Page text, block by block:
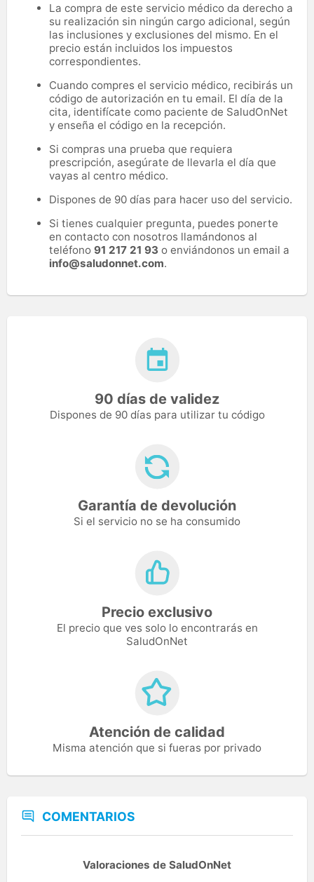
La compra de este servicio médico da derecho a
su realización sin ningún cargo adicional, según
las inclusiones y exclusiones del mismo. En el
precio están incluidos los impuestos
correspondientes.
Cuando compres el servicio médico, recibirás un
código de autorización en tu email. El día de la
cita, identifícate como paciente de SaludOnNet
y enseña el código en la recepción.
Si compras una prueba que requiera
prescripción, asegúrate de llevarla el día que
vayas al centro médico.
Dispones de 90 días para hacer uso del servicio.
Si tienes cualquier pregunta, puedes ponerte
en contacto con nosotros llamándonos al
teléfono 91 217 21 93 o enviándonos un email a
info@saludonnet.com.
90 días de validez
Dispones de 90 días para utilizar tu código
Garantía de devolución
Si el servicio no se ha consumido
Precio exclusivo
El precio que ves solo lo encontrarás en
SaludOnNet
Atención de calidad
Misma atención que si fueras por privado
COMENTARIOS
Valoraciones de SaludOnNet